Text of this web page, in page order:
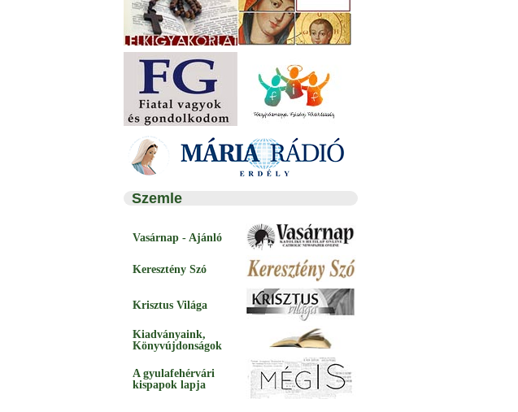
Szemle
Vasárnap - Ajánló
Keresztény Szó
Krisztus Világa
Kiadványaink,
Könyvújdonságok
A gyulafehérvári
kispapok lapja